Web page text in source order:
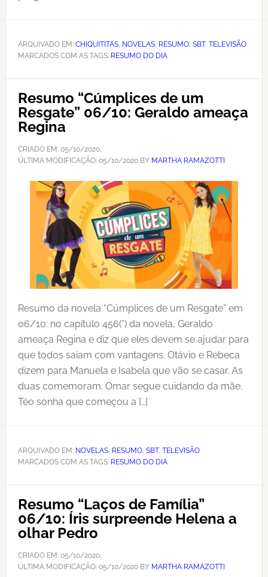
ARQUIVADO EM: CHIQUITITAS, NOVELAS, RESUMO, SBT, TELEVISÃO
MARCADOS COM AS TAGS: RESUMO DO DIA
Resumo “Cúmplices de um
Resgate” 06/10: Geraldo ameaça
Regina
CRIADO EM: 05/10/2020,
ÚLTIMA MODIFICAÇÃO: 05/10/2020BY MARTHA RAMAZOTTI
Resumo da novela “Cúmplices de um Resgate” em
06/10: no capítulo 456(*) da novela, Geraldo
ameaça Regina e diz que eles devem se ajudar para
que todos saiam com vantagens. Otávio e Rebeca
dizem para Manuela e Isabela que vão se casar. As
duas comemoram. Omar segue cuidando da mãe.
Téo sonha que começou a […]
ARQUIVADO EM: NOVELAS, RESUMO, SBT, TELEVISÃO
MARCADOS COM AS TAGS: RESUMO DO DIA
Resumo “Laços de Família”
06/10: Íris surpreende Helena a
olhar Pedro
CRIADO EM: 05/10/2020,
ÚLTIMA MODIFICAÇÃO: 05/10/2020BY MARTHA RAMAZOTTI